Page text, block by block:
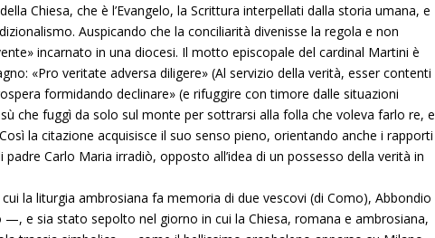
Chiesa, che è l’Evangelo, la Scrittura interpellati dalla storia umana, e
Auspicando che la conciliarità divenisse la regola e non
incarnato in una diocesi. Il motto episcopale del cardinal Martini è
«Pro veritate adversa diligere» (Al servizio della verità, esser contenti
formidando declinare» (e rifuggire con timore dalle situazioni
che fuggì da solo sul monte per sottrarsi alla folla che voleva farlo re, e
la citazione acquisisce il suo senso pieno, orientando anche i rapporti
Carlo Maria irradiò, opposto all’idea di un possesso della verità in
la liturgia ambrosiana fa memoria di due vescovi (di Como), Abbondio
e sia stato sepolto nel giorno in cui la Chiesa, romana e ambrosiana,